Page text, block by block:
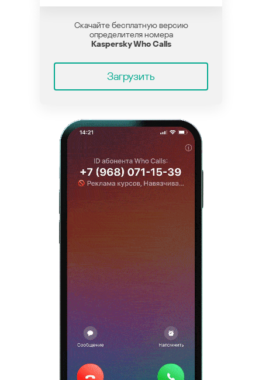
Скачайте бесплатную версию
определителя номера
Kaspersky Who Calls
Загрузить